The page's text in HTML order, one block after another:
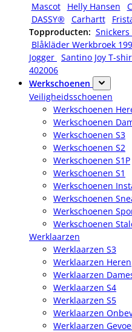
Mascot
Helly Hansen
DASSY®
Carhartt
Topproducten: Snickers
Blåkläder Werkbroek
Jogger Santino Joy T-
402006
Werkschoenen
Veiligheidsschoenen
Werkschoenen
Werkschoenen
Werkschoenen S3
Werkschoenen S2
Werkschoenen S1P
Werkschoenen S1
Werkschoenen
Werkschoenen
Werkschoenen
Werkschoenen
Werklaarzen
Werklaarzen S3
Werklaarzen Heren
Werklaarzen
Werklaarzen S4
Werklaarzen S5
Werklaarzen
Werklaarzen